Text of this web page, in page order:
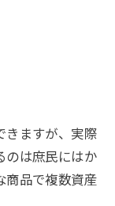
きますが、実際
のは庶民にはか
商品で複数資産